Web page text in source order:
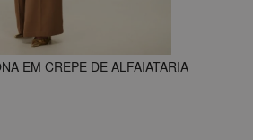
EM CREPE DE ALFAIATARIA